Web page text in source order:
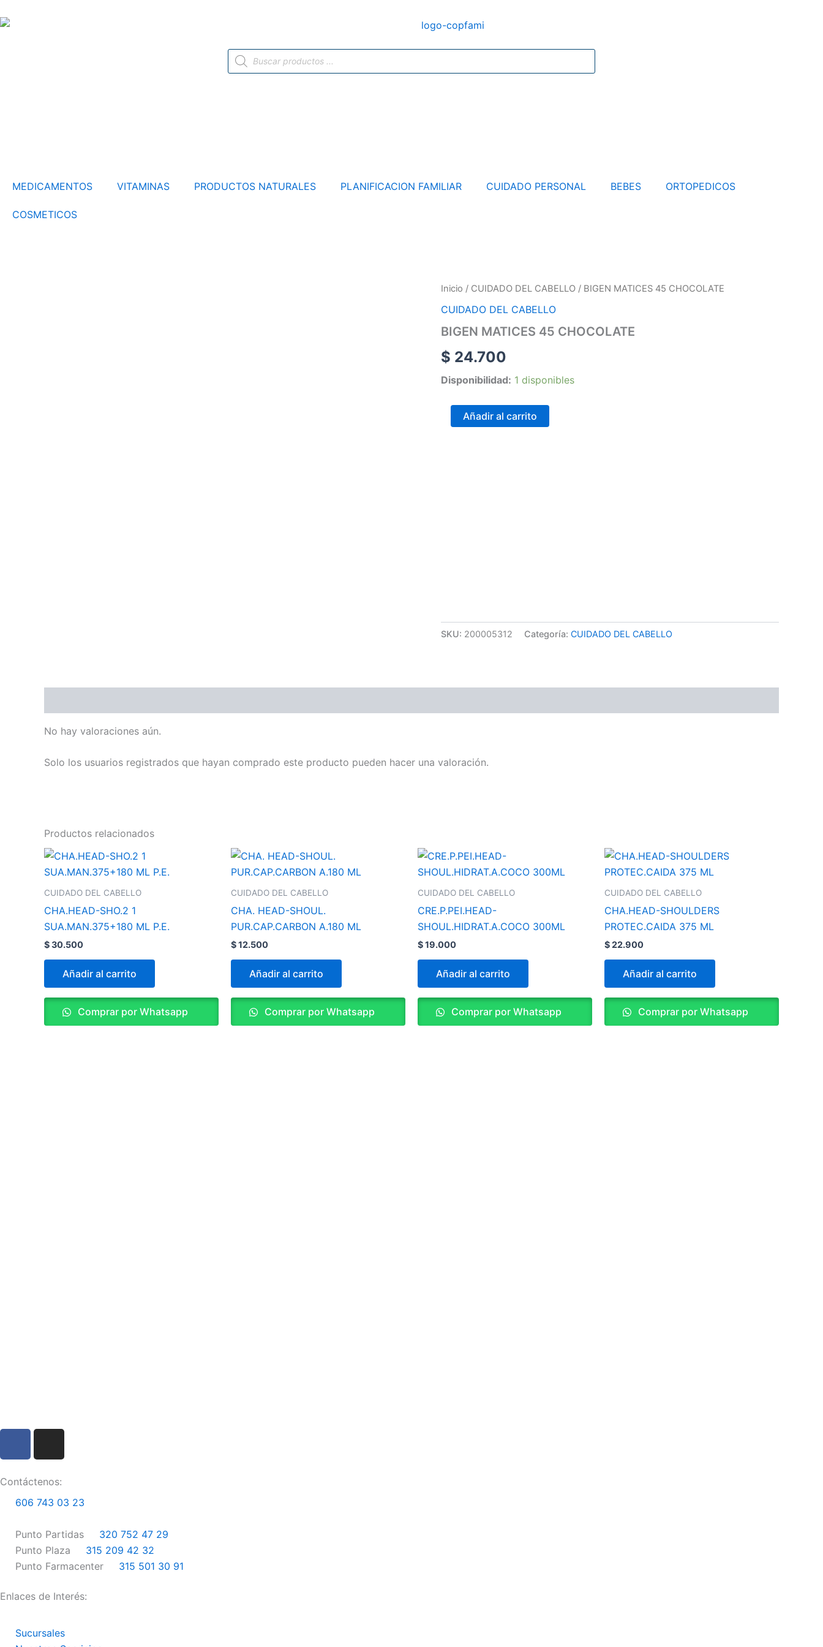
al
Búsqueda
de
MEDICAMENTOS VITAMINAS PRODUCTOS NATURALES PLANIFICACION FAMILIAR CUIDADO PERSONAL BEBES ORTOPEDICOS
COSMETICOS
Inicio / CUIDADO DEL CABELLO / BIGEN MATICES 45 CHOCOLATE
CUIDADO DEL CABELLO
BIGEN MATICES 45 CHOCOLATE
$ 24.700
Disponibilidad: 1 disponibles
BIGEN
45
cantidad
Añadir al carrito
SKU: 200005312 Categoría: CUIDADO DEL CABELLO
No hay valoraciones aún.
Solo los usuarios registrados que hayan comprado este producto pueden hacer una valoración.
Productos relacionados
CUIDADO DEL CABELLO
CHA.HEAD-SHO.2 1
SUA.MAN.375+180 ML P.E.
$30.500
Añadir al carrito
Comprar por Whatsapp
CUIDADO DEL CABELLO
CHA. HEAD-SHOUL.
PUR.CAP.CARBON A.180 ML
$12.500
Añadir al carrito
Comprar por Whatsapp
CUIDADO DEL CABELLO
CRE.P.PEI.HEAD-
SHOUL.HIDRAT.A.COCO 300ML
$19.000
Añadir al carrito
Comprar por Whatsapp
CUIDADO DEL CABELLO
CHA.HEAD-SHOULDERS
PROTEC.CAIDA 375 ML
$22.900
Añadir al carrito
Comprar por Whatsapp
e
b
o
o
k
t
a
g
r
a
m
Contáctenos:
606 743 03 23
Punto Partidas
320 752 47 29
Punto Plaza
315 209 42 32
Punto Farmacenter
315 501 30 91
Enlaces de Interés:
Sucursales